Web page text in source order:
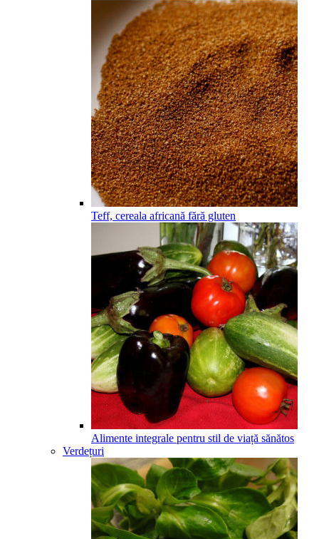
Teff, cereala africană fără gluten
Alimente integrale pentru stil de viață sănătos
Verdețuri